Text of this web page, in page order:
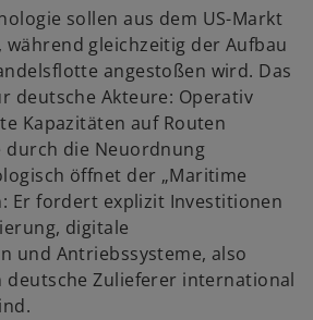
sollen aus dem US-Markt
gleichzeitig der Aufbau
angestoßen wird. Das
deutsche Akteure: Operativ
Kapazitäten auf Routen
durch die Neuordnung
öffnet der „Maritime
Er fordert explizit Investitionen
digitale
und Antriebssysteme, also
deutsche Zulieferer international